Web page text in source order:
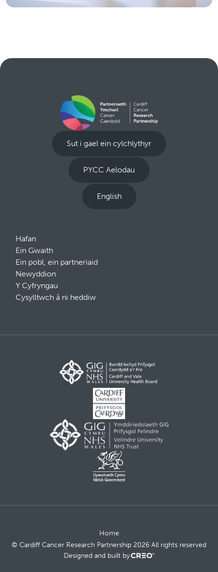
Sut i gael ein cylchlythyr
PYCC Aelodau
English
Hafan
Ein Gwaith
Ein pobl, ein partneriaid
Newyddion
Y Cyfryngau
Cysylltwch â ni heddiw
Home
© Cardiff Cancer Research Partnership 2026 All rights reserved
Designed and built by